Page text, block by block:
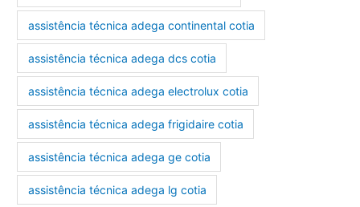
assistência técnica adega continental cotia
assistência técnica adega dcs cotia
assistência técnica adega electrolux cotia
assistência técnica adega frigidaire cotia
assistência técnica adega ge cotia
assistência técnica adega lg cotia